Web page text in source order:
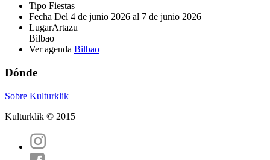
Tipo Fiestas
Fecha Del 4 de junio 2026 al 7 de junio 2026
LugarArtazu
Bilbao
Ver agenda Bilbao
Dónde
Sobre Kulturklik
Kulturklik © 2015